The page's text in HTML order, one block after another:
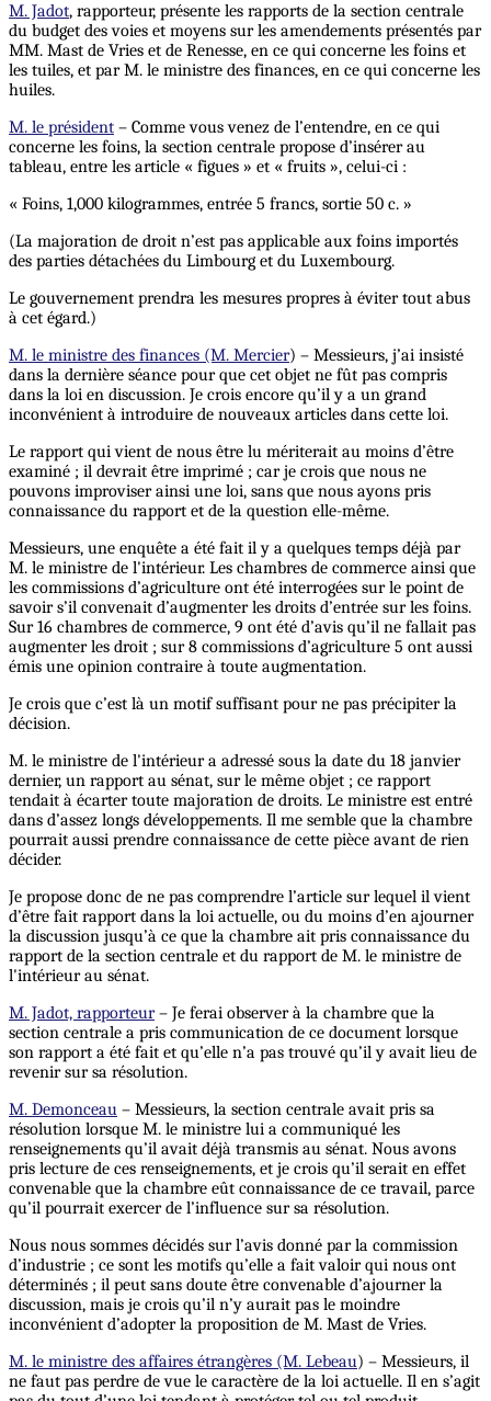
M. Jadot, rapporteur, présente les rapports de la section centrale
du budget des voies et moyens sur les amendements présentés par
MM. Mast de Vries et de Renesse, en ce qui concerne les foins et
les tuiles, et par M. le ministre des finances, en ce qui concerne les
huiles.
M. le président – Comme vous venez de l’entendre, en ce qui
concerne les foins, la section centrale propose d’insérer au
tableau, entre les article « figues » et « fruits », celui-ci :
« Foins, 1,000 kilogrammes, entrée 5 francs, sortie 50 c. »
(La majoration de droit n’est pas applicable aux foins importés
des parties détachées du Limbourg et du Luxembourg.
Le gouvernement prendra les mesures propres à éviter tout abus
à cet égard.)
M. le ministre des finances (M. Mercier) – Messieurs, j’ai insisté
dans la dernière séance pour que cet objet ne fût pas compris
dans la loi en discussion. Je crois encore qu’il y a un grand
inconvénient à introduire de nouveaux articles dans cette loi.
Le rapport qui vient de nous être lu mériterait au moins d’être
examiné ; il devrait être imprimé ; car je crois que nous ne
pouvons improviser ainsi une loi, sans que nous ayons pris
connaissance du rapport et de la question elle-même.
Messieurs, une enquête a été fait il y a quelques temps déjà par
M. le ministre de l'intérieur. Les chambres de commerce ainsi que
les commissions d’agriculture ont été interrogées sur le point de
savoir s’il convenait d’augmenter les droits d’entrée sur les foins.
Sur 16 chambres de commerce, 9 ont été d’avis qu’il ne fallait pas
augmenter les droit ; sur 8 commissions d’agriculture 5 ont aussi
émis une opinion contraire à toute augmentation.
Je crois que c’est là un motif suffisant pour ne pas précipiter la
décision.
M. le ministre de l'intérieur a adressé sous la date du 18 janvier
dernier, un rapport au sénat, sur le même objet ; ce rapport
tendait à écarter toute majoration de droits. Le ministre est entré
dans d’assez longs développements. Il me semble que la chambre
pourrait aussi prendre connaissance de cette pièce avant de rien
décider.
Je propose donc de ne pas comprendre l’article sur lequel il vient
d’être fait rapport dans la loi actuelle, ou du moins d’en ajourner
la discussion jusqu’à ce que la chambre ait pris connaissance du
rapport de la section centrale et du rapport de M. le ministre de
l'intérieur au sénat.
M. Jadot, rapporteur– Je ferai observer à la chambre que la
section centrale a pris communication de ce document lorsque
son rapport a été fait et qu’elle n’a pas trouvé qu’il y avait lieu de
revenir sur sa résolution.
M. Demonceau – Messieurs, la section centrale avait pris sa
résolution lorsque M. le ministre lui a communiqué les
renseignements qu’il avait déjà transmis au sénat. Nous avons
pris lecture de ces renseignements, et je crois qu’il serait en effet
convenable que la chambre eût connaissance de ce travail, parce
qu’il pourrait exercer de l’influence sur sa résolution.
Nous nous sommes décidés sur l’avis donné par la commission
d’industrie ; ce sont les motifs qu’elle a fait valoir qui nous ont
déterminés ; il peut sans doute être convenable d’ajourner la
discussion, mais je crois qu’il n’y aurait pas le moindre
inconvénient d’adopter la proposition de M. Mast de Vries.
M. le ministre des affaires étrangères (M. Lebeau) – Messieurs, il
ne faut pas perdre de vue le caractère de la loi actuelle. Il en s’agit